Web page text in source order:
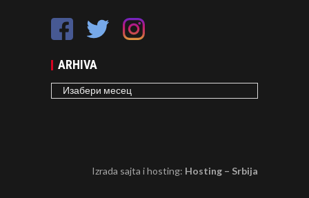
ARHIVA
ARHIVA
Izrada sajta i hosting: Hosting – Srbija